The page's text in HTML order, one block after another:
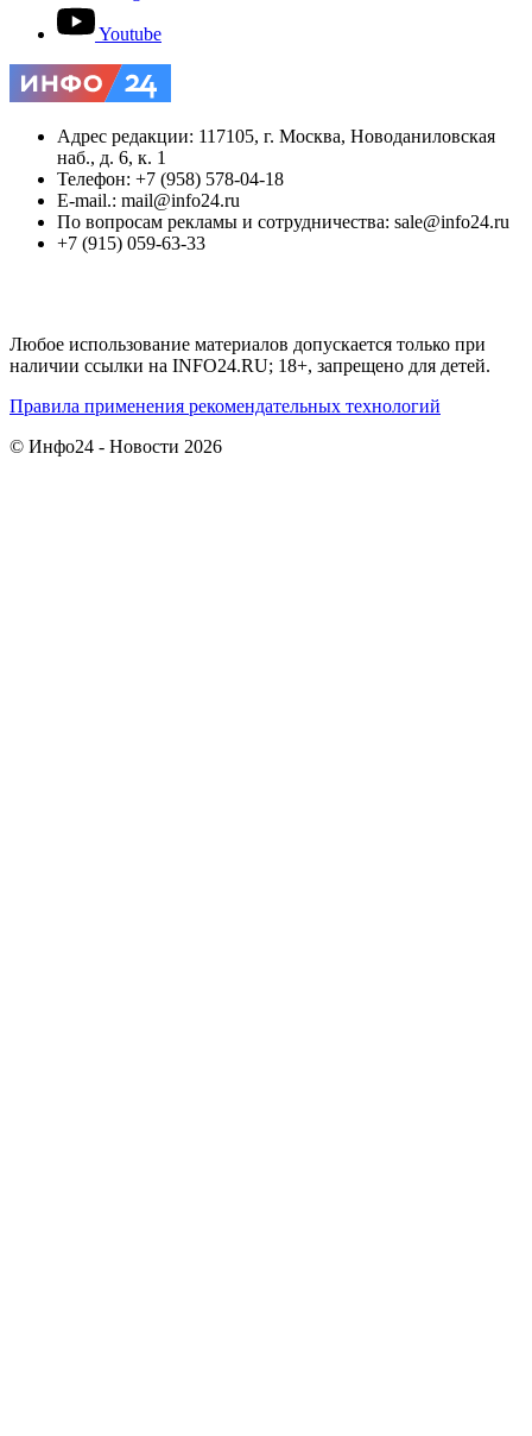
Youtube
Адрес редакции: 117105, г. Москва, Новоданиловская
наб., д. 6, к. 1
Телефон: +7 (958) 578-04-18
E-mail.: mail@info24.ru
По вопросам рекламы и сотрудничества: sale@info24.ru
+7 (915) 059-63-33
Любое использование материалов допускается только при
наличии ссылки на INFO24.RU; 18+, запрещено для детей.
Правила применения рекомендательных технологий
© Инфо24 - Новости 2026